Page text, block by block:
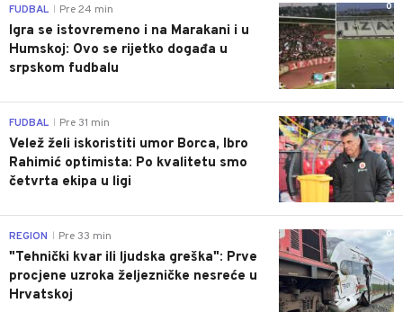
0
FUDBAL Pre 24 min
Igra se istovremeno i na Marakani i u
Humskoj: Ovo se rijetko događa u
srpskom fudbalu
0
FUDBAL Pre 31 min
Velež želi iskoristiti umor Borca, Ibro
Rahimić optimista: Po kvalitetu smo
četvrta ekipa u ligi
0
REGION Pre 33 min
"Tehnički kvar ili ljudska greška": Prve
procjene uzroka željezničke nesreće u
Hrvatskoj